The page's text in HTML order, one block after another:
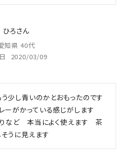
ひろ
知県 40代
2020/03/09
少し青いのかとおもったのです
ーがかっている感じがします
りなど　本当によく使えます　茶
うに見えます